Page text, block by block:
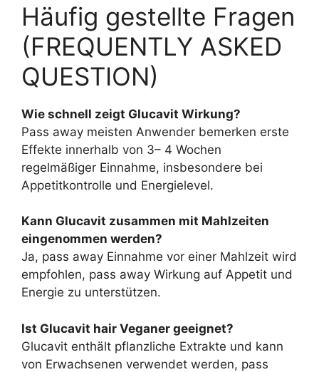
Häufig gestellte Fragen
(FREQUENTLY ASKED
QUESTION)
Wie schnell zeigt Glucavit Wirkung?
Pass away meisten Anwender bemerken erste
Effekte innerhalb von 3– 4 Wochen
regelmäßiger Einnahme, insbesondere bei
Appetitkontrolle und Energielevel.
Kann Glucavit zusammen mit Mahlzeiten
eingenommen werden?
Ja, pass away Einnahme vor einer Mahlzeit wird
empfohlen, pass away Wirkung auf Appetit und
Energie zu unterstützen.
Ist Glucavit hair Veganer geeignet?
Glucavit enthält pflanzliche Extrakte und kann
von Erwachsenen verwendet werden, pass